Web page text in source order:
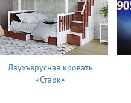
Двухъярусная кровать
«Старк»